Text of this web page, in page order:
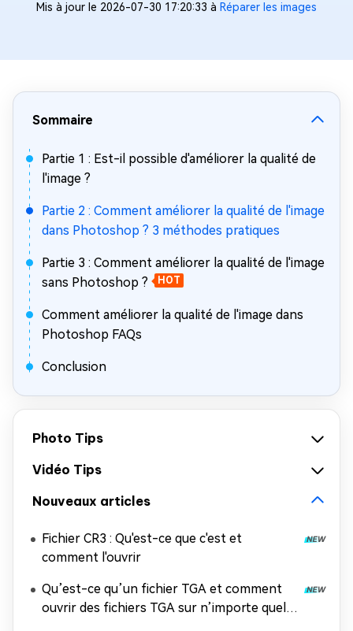
Mis à jour le 2026-07-30 17:20:33 à Réparer les images
Sommaire
Partie 1 : Est-il possible d'améliorer la qualité de
l'image ?
Partie 2 : Comment améliorer la qualité de l'image
dans Photoshop ? 3 méthodes pratiques
Partie 3 : Comment améliorer la qualité de l'image
sans Photoshop ?
HOT
Comment améliorer la qualité de l'image dans
Photoshop FAQs
Conclusion
Photo Tips
Vidéo Tips
Nouveaux articles
Fichier CR3 : Qu'est-ce que c'est et
comment l'ouvrir
Qu’est-ce qu’un fichier TGA et comment
ouvrir des fichiers TGA sur n’importe quel